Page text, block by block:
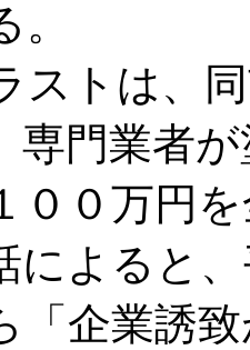
ストは、
専門業者
００万円
によると
「企業誘